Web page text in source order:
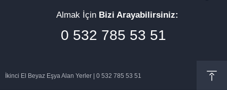
Almak İçin Bizi Arayabilirsiniz:
0 532 785 53 51
İkinci El Beyaz Eşya Alan Yerler | 0 532 785 53 51